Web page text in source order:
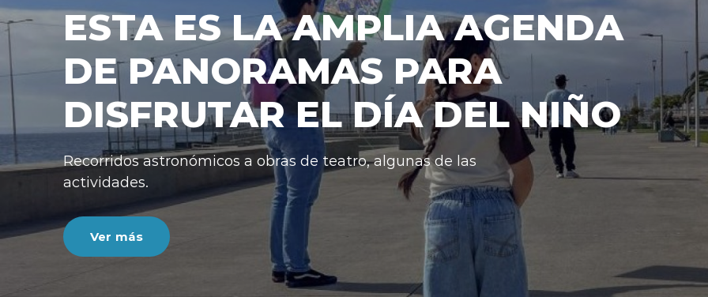
ES LA AMPLIA AGENDA
PANORAMAS PARA
EL DÍA DEL NIÑO
astronómicos a obras de teatro, algunas de las
Ver más